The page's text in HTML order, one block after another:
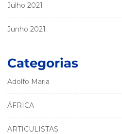
Julho 2021
Junho 2021
Categorias
Adolfo Maria
ÁFRICA
ARTICULISTAS